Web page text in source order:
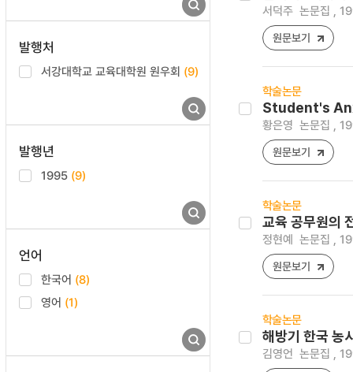
발행처
서강대학교 교육대학원 원우회 (9)
발행년
1995 (9)
언어
한국어 (8)
영어 (1)
서덕주 논문집 ,
원문보기
학술논문
Student's
황은영 논문집 ,
원문보기
학술논문
교육 공무원의
정현예 논문집 ,
원문보기
학술논문
해방기 한국 농
김영언 논문집 ,